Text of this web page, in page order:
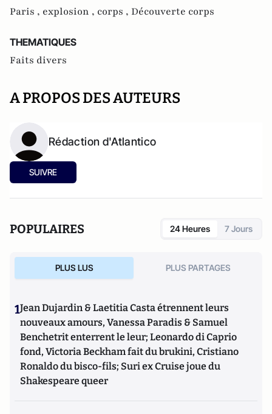
Paris , explosion , corps , Découverte corps
THEMATIQUES
Faits divers
A PROPOS DES AUTEURS
Rédaction d'Atlantico
SUIVRE
POPULAIRES 24 Heures 7 Jours
PLUS LUS PLUS PARTAGES
1Jean Dujardin & Laetitia Casta étrennent leurs
nouveaux amours, Vanessa Paradis & Samuel
Benchetrit enterrent le leur; Leonardo di Caprio
fond, Victoria Beckham fait du brukini, Cristiano
Ronaldo du bisco-fils; Suri ex Cruise joue du
Shakespeare queer